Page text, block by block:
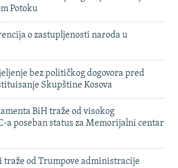
Potoku
o zastupljenosti naroda u
bez političkog dogovora pred
Skupštine Kosova
BiH traže od visokog
a poseban status za Memorijalni centar
od Trumpove administracije